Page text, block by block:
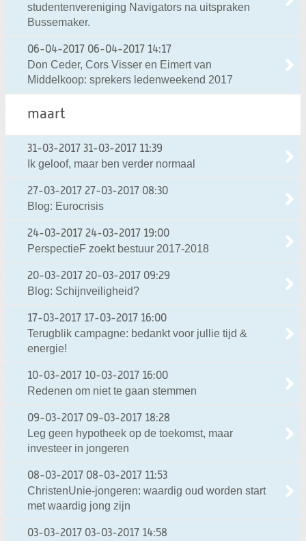
studentenvereniging Navigators na uitspraken
Bussemaker.
06-04-2017 06-04-2017 14:17
Don Ceder, Cors Visser en Eimert van
Middelkoop: sprekers ledenweekend 2017
maart
31-03-2017 31-03-2017 11:39
Ik geloof, maar ben verder normaal
27-03-2017 27-03-2017 08:30
Blog: Eurocrisis
24-03-2017 24-03-2017 19:00
PerspectieF zoekt bestuur 2017-2018
20-03-2017 20-03-2017 09:29
Blog: Schijnveiligheid?
17-03-2017 17-03-2017 16:00
Terugblik campagne: bedankt voor jullie tijd &
energie!
10-03-2017 10-03-2017 16:00
Redenen om niet te gaan stemmen
09-03-2017 09-03-2017 18:28
Leg geen hypotheek op de toekomst, maar
investeer in jongeren
08-03-2017 08-03-2017 11:53
ChristenUnie-jongeren: waardig oud worden start
met waardig jong zijn
03-03-2017 03-03-2017 14:58